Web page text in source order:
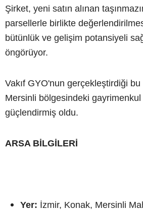
Şirket, yeni satın alınan
parsellerle birlikte
bütünlük ve gelişim potansiyeli
öngörüyor.
Vakıf GYO'nun gerçekleştirdiği
Mersinli bölgesindeki gayrimenkul
güçlendirmiş oldu.
ARSA BİLGİLERİ
Yer: İzmir, Konak, Mersinli